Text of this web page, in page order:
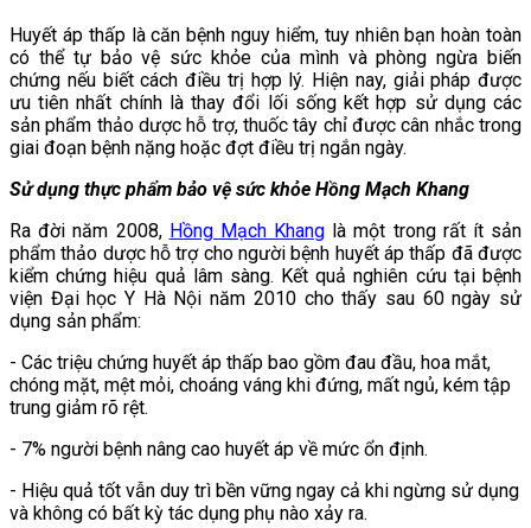
Huyết áp thấp là căn bệnh nguy hiểm, tuy nhiên bạn hoàn toàn
có thể tự bảo vệ sức khỏe của mình và phòng ngừa biến
chứng nếu biết cách điều trị hợp lý. Hiện nay, giải pháp được
ưu tiên nhất chính là thay đổi lối sống kết hợp sử dụng các
sản phẩm thảo dược hỗ trợ, thuốc tây chỉ được cân nhắc trong
giai đoạn bệnh nặng hoặc đợt điều trị ngắn ngày.
Sử dụng thực phẩm bảo vệ sức khỏe Hồng Mạch Khang
Ra đời năm 2008, Hồng Mạch Khang là một trong rất ít sản
phẩm thảo dược hỗ trợ cho người bệnh huyết áp thấp đã được
kiểm chứng hiệu quả lâm sàng. Kết quả nghiên cứu tại bệnh
viện Đại học Y Hà Nội năm 2010 cho thấy sau 60 ngày sử
dụng sản phẩm:
- Các triệu chứng huyết áp thấp bao gồm đau đầu, hoa mắt,
chóng mặt, mệt mỏi, choáng váng khi đứng, mất ngủ, kém tập
trung giảm rõ rệt.
- 7% người bệnh nâng cao huyết áp về mức ổn định.
- Hiệu quả tốt vẫn duy trì bền vững ngay cả khi ngừng sử dụng
và không có bất kỳ tác dụng phụ nào xảy ra.